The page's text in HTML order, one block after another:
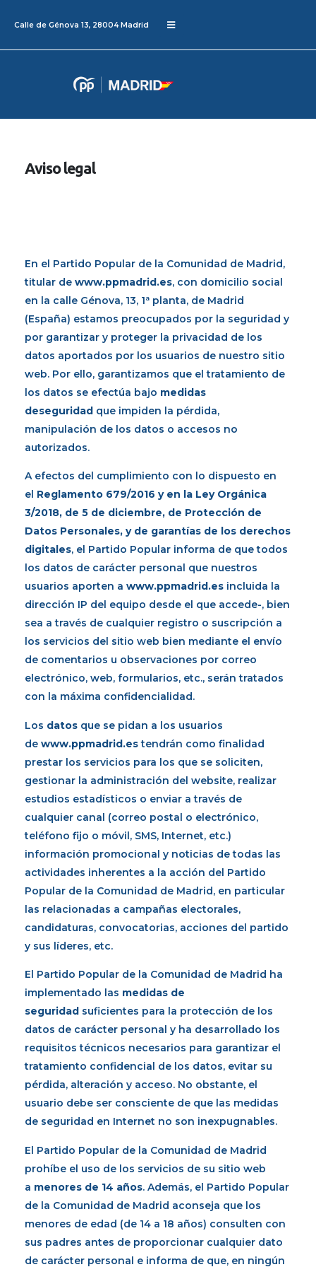
Calle de Génova 13, 28004 Madrid
Aviso legal
En el Partido Popular de la Comunidad de Madrid,
titular de www.ppmadrid.es, con domicilio social
en la calle Génova, 13, 1ª planta, de Madrid
(España) estamos preocupados por la seguridad y
por garantizar y proteger la privacidad de los
datos aportados por los usuarios de nuestro sitio
web. Por ello, garantizamos que el tratamiento de
los datos se efectúa bajo medidas
deseguridad que impiden la pérdida,
manipulación de los datos o accesos no
autorizados.
A efectos del cumplimiento con lo dispuesto en
el Reglamento 679/2016 y en la Ley Orgánica
3/2018, de 5 de diciembre, de Protección de
Datos Personales, y de garantías de los derechos
digitales, el Partido Popular informa de que todos
los datos de carácter personal que nuestros
usuarios aporten a www.ppmadrid.es incluida la
dirección IP del equipo desde el que accede-, bien
sea a través de cualquier registro o suscripción a
los servicios del sitio web bien mediante el envío
de comentarios u observaciones por correo
electrónico, web, formularios, etc., serán tratados
con la máxima confidencialidad.
Los datos que se pidan a los usuarios
de www.ppmadrid.estendrán como finalidad
prestar los servicios para los que se soliciten,
gestionar la administración del website, realizar
estudios estadísticos o enviar a través de
cualquier canal (correo postal o electrónico,
teléfono fijo o móvil, SMS, Internet, etc.)
información promocional y noticias de todas las
actividades inherentes a la acción del Partido
Popular de la Comunidad de Madrid, en particular
las relacionadas a campañas electorales,
candidaturas, convocatorias, acciones del partido
y sus líderes, etc.
El Partido Popular de la Comunidad de Madrid ha
implementado las medidas de
seguridad suficientes para la protección de los
datos de carácter personal y ha desarrollado los
requisitos técnicos necesarios para garantizar el
tratamiento confidencial de los datos, evitar su
pérdida, alteración y acceso. No obstante, el
usuario debe ser consciente de que las medidas
de seguridad en Internet no son inexpugnables.
El Partido Popular de la Comunidad de Madrid
prohíbe el uso de los servicios de su sitio web
a menores de 14 años. Además, el Partido Popular
de la Comunidad de Madrid aconseja que los
menores de edad (de 14 a 18 años) consulten con
sus padres antes de proporcionar cualquier dato
de carácter personal e informa de que, en ningún